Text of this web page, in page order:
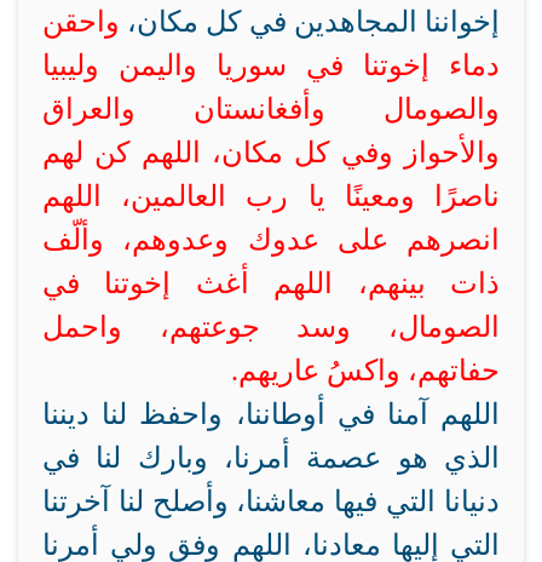
إخواننا المجاهدين في كل مكان، واحقن
دماء إخوتنا في سوريا واليمن وليبيا
والصومال وأفغانستان والعراق
والأحواز وفي كل مكان، اللهم كن لهم
ناصرًا ومعينًا يا رب العالمين، اللهم
انصرهم على عدوك وعدوهم، وألّف
ذات بينهم، اللهم أغث إخوتنا في
الصومال، وسد جوعتهم، واحمل
حفاتهم، واكسُ عاريهم.
اللهم آمنا في أوطاننا، واحفظ لنا ديننا
الذي هو عصمة أمرنا، وبارك لنا في
دنيانا التي فيها معاشنا، وأصلح لنا آخرتنا
التي إليها معادنا، اللهم وفق ولي أمرنا